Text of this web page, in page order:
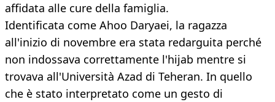
affidata alle cure della famiglia.
Identificata come Ahoo Daryaei, la ragazza
all'inizio di novembre era stata redarguita perché
non indossava correttamente l'hijab mentre si
trovava all'Università Azad di Teheran. In quello
che è stato interpretato come un gesto di